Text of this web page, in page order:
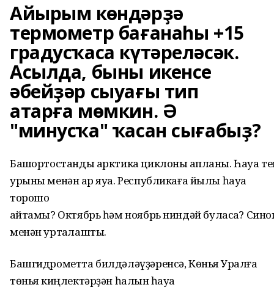
Айырым көндәрҙә
термометр бағанаһы +15
градусҡаса күтәреләсәк.
Асылда, быны икенсе
әбейҙәр сыуағы тип
атарға мөмкин. Ә
"минусҡа" ҡасан сығабыҙ?
Башҡортостандыарктикациклоныҡапланы.Һауа
урыны менән ҡар яуа.Республикаға йылы һауа
торошо
ҡайтамы? Октябрьһәмноябрьниндәйбуласаҡ?
менән уртаҡлашты.
Башгидрометта билдәләүҙәренсә, Көньяҡ Уралға
төньяҡ киңлектәрҙән һалҡын һауа